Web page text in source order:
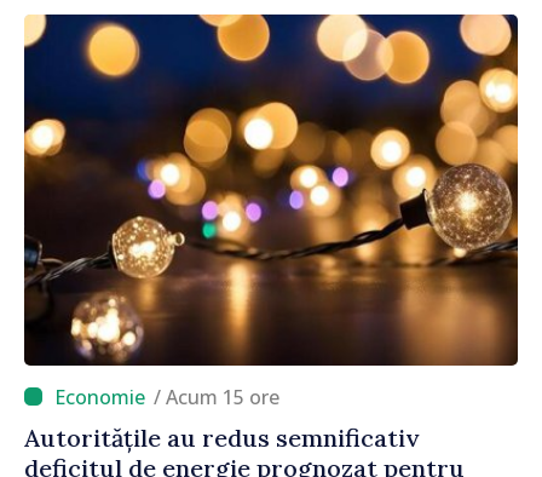
/ Acum 15 ore
Autoritățile au redus semnificativ
deficitul de energie prognozat pentru